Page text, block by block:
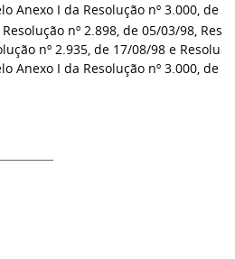
Anexo I da Resolução nº 3.000, de
nº 2.898, de 05/03/98,
nº 2.935, de 17/08/98 e
Anexo I da Resolução nº 3.000, de